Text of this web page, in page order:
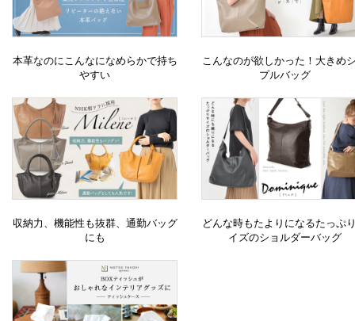
本革なのにこんなになめらかで持ち
やすい
こんなのが欲しかった！大きめ
プルバッグ
収納力、機能性も抜群、通勤バッグ
にも
どんな時もたよりになるたっぷ
イズのショルダーバッグ